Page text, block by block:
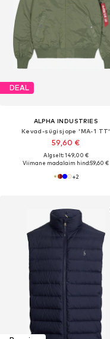
DEAL
ALPHA INDUSTRIES
Kevad-sügisjope 'MA-1 TT'
59,60 €
Algselt: 149,00 €
Viimane madalaim hind:59,60 €
+2